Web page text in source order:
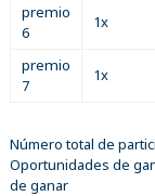
premio
6
1x
premio
7
1x
Número total de
Oportunidades de
de ganar